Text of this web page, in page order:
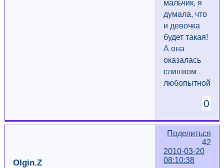
мальчик, я
думала, что
и девочка
будет такая!
А она
оказалась
слишком
любопытной!
0
Поделиться
42
2010-03-20
08:10:38
Olgin.Z